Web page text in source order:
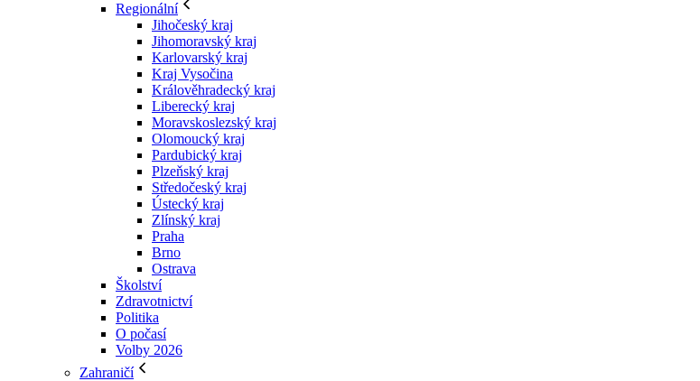
Regionální
Jihočeský kraj
Jihomoravský kraj
Karlovarský kraj
Kraj Vysočina
Králověhradecký kraj
Liberecký kraj
Moravskoslezský kraj
Olomoucký kraj
Pardubický kraj
Plzeňský kraj
Středočeský kraj
Ústecký kraj
Zlínský kraj
Praha
Brno
Ostrava
Školství
Zdravotnictví
Politika
O počasí
Volby 2026
Zahraničí